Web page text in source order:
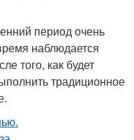
период очень
наблюдается
того, как будет
традиционное